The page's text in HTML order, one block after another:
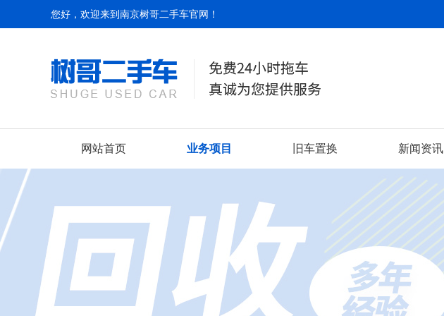
您好，欢迎来到南京树哥二手车官网！
网站首页 业务项目 旧车置换 新闻资讯